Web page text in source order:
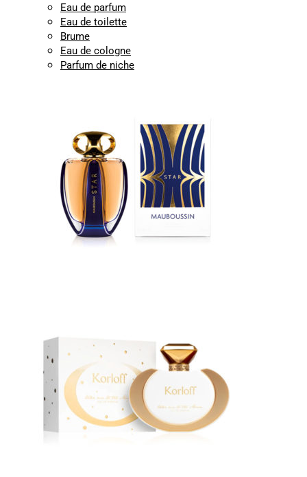
Eau de parfum
Eau de toilette
Brume
Eau de cologne
Parfum de niche